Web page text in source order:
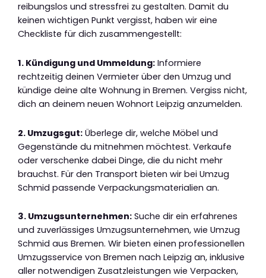
reibungslos und stressfrei zu gestalten. Damit du
keinen wichtigen Punkt vergisst, haben wir eine
Checkliste für dich zusammengestellt:
1. Kündigung und Ummeldung: Informiere
rechtzeitig deinen Vermieter über den Umzug und
kündige deine alte Wohnung in Bremen. Vergiss nicht,
dich an deinem neuen Wohnort Leipzig anzumelden.
2. Umzugsgut: Überlege dir, welche Möbel und
Gegenstände du mitnehmen möchtest. Verkaufe
oder verschenke dabei Dinge, die du nicht mehr
brauchst. Für den Transport bieten wir bei Umzug
Schmid passende Verpackungsmaterialien an.
3. Umzugsunternehmen: Suche dir ein erfahrenes
und zuverlässiges Umzugsunternehmen, wie Umzug
Schmid aus Bremen. Wir bieten einen professionellen
Umzugsservice von Bremen nach Leipzig an, inklusive
aller notwendigen Zusatzleistungen wie Verpacken,